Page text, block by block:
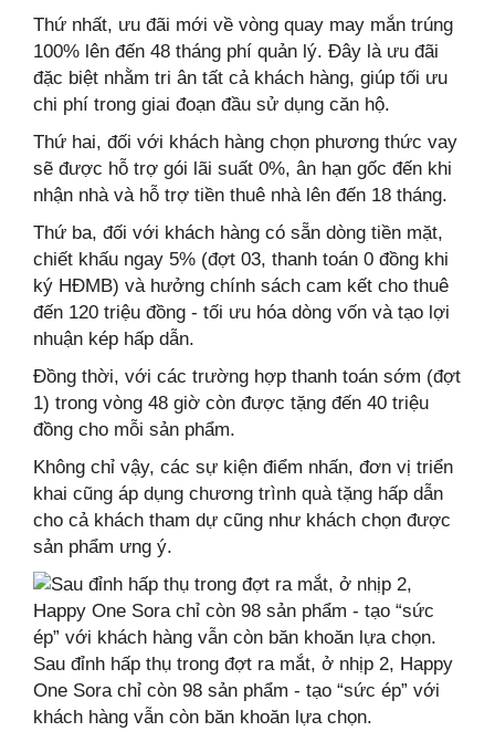
Thứ nhất, ưu đãi mới về vòng quay may mắn trúng
100% lên đến 48 tháng phí quản lý. Đây là ưu đãi
đặc biệt nhằm tri ân tất cả khách hàng, giúp tối ưu
chi phí trong giai đoạn đầu sử dụng căn hộ.
Thứ hai, đối với khách hàng chọn phương thức vay
sẽ được hỗ trợ gói lãi suất 0%, ân hạn gốc đến khi
nhận nhà và hỗ trợ tiền thuê nhà lên đến 18 tháng.
Thứ ba, đối với khách hàng có sẵn dòng tiền mặt,
chiết khấu ngay 5% (đợt 03, thanh toán 0 đồng khi
ký HĐMB) và hưởng chính sách cam kết cho thuê
đến 120 triệu đồng - tối ưu hóa dòng vốn và tạo lợi
nhuận kép hấp dẫn.
Đồng thời, với các trường hợp thanh toán sớm (đợt
1) trong vòng 48 giờ còn được tặng đến 40 triệu
đồng cho mỗi sản phẩm.
Không chỉ vậy, các sự kiện điểm nhấn, đơn vị triển
khai cũng áp dụng chương trình quà tặng hấp dẫn
cho cả khách tham dự cũng như khách chọn được
sản phẩm ưng ý.
Sau đỉnh hấp thụ trong đợt ra mắt, ở nhịp 2, Happy
One Sora chỉ còn 98 sản phẩm - tạo “sức ép” với
khách hàng vẫn còn băn khoăn lựa chọn.